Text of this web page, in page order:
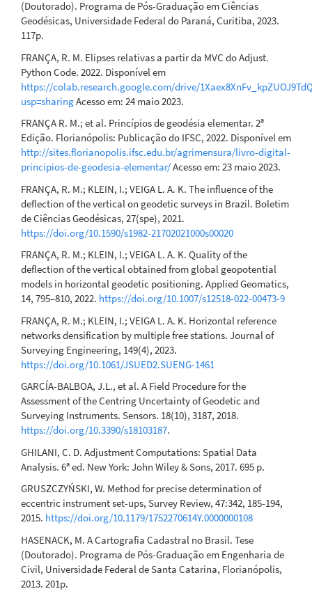
(Doutorado). Programa de Pós-Graduação em Ciências
Geodésicas, Universidade Federal do Paraná, Curitiba, 2023.
117p.
FRANÇA, R. M. Elipses relativas a partir da MVC do Adjust.
Python Code. 2022. Disponível em
https://colab.research.google.com/drive/
usp=sharingAcesso em: 24 maio 2023.
FRANÇA R. M.; et al. Princípios de geodésia elementar. 2ª
Edição. Florianópolis: Publicação do IFSC, 2022. Disponível em
http://sites.florianopolis.ifsc.edu.br/agrimensura/livro-digital-
principios-de-geodesia-elementar/Acesso em: 23 maio 2023.
FRANÇA, R. M.; KLEIN, I.; VEIGA L. A. K. The influence of the
deflection of the vertical on geodetic surveys in Brazil. Boletim
de Ciências Geodésicas, 27(spe), 2021.
https://doi.org/10.1590/s1982-21702021000s00020
FRANÇA, R. M.; KLEIN, I.; VEIGA L. A. K. Quality of the
deflection of the vertical obtained from global geopotential
models in horizontal geodetic positioning. Applied Geomatics,
14, 795–810, 2022. https://doi.org/10.1007/s12518-022-00473-9
FRANÇA, R. M.; KLEIN, I.; VEIGA L. A. K. Horizontal reference
networks densification by multiple free stations. Journal of
Surveying Engineering, 149(4), 2023.
https://doi.org/10.1061/JSUED2.SUENG-1461
GARCÍA-BALBOA, J.L., et al. A Field Procedure for the
Assessment of the Centring Uncertainty of Geodetic and
Surveying Instruments. Sensors. 18(10), 3187, 2018.
https://doi.org/10.3390/s18103187.
GHILANI, C. D. Adjustment Computations: Spatial Data
Analysis. 6ª ed. New York: John Wiley & Sons, 2017. 695 p.
GRUSZCZYŃSKI, W. Method for precise determination of
eccentric instrument set-ups, Survey Review, 47:342, 185-194,
2015. https://doi.org/10.1179/1752270614Y.0000000108
HASENACK, M. A Cartografia Cadastral no Brasil. Tese
(Doutorado). Programa de Pós-Graduação em Engenharia de
Civil, Universidade Federal de Santa Catarina, Florianópolis,
2013. 201p.